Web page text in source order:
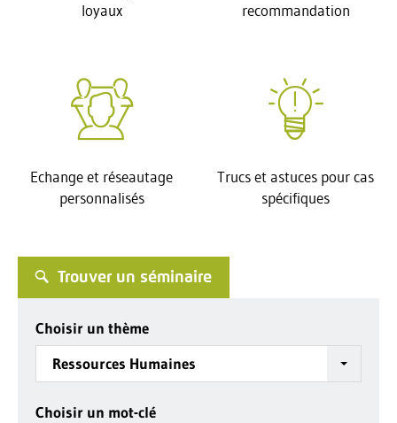
loyaux
recommandation
Echange et réseautage
personnalisés
Trucs et astuces pour cas
spécifiques
Trouver un séminaire
Choisir un thème
Ressources Humaines
Choisir un mot-clé